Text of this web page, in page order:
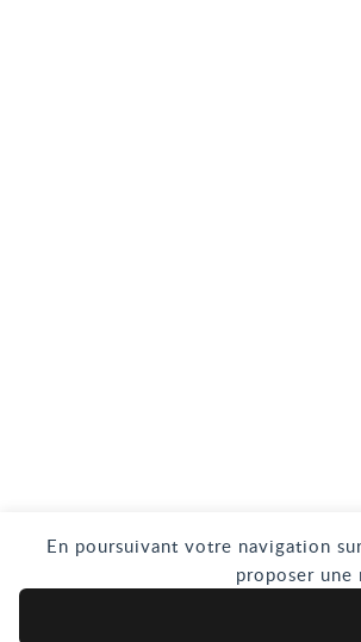
En poursuivant votre navigation
proposer